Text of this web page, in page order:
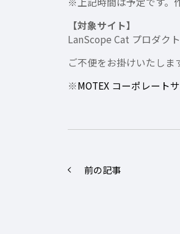
【対象サイト】
LanScope Cat プロダク
ご不便をお掛けいたしま
※MOTEX コーポレート
前の記事